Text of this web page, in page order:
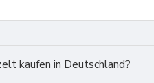
kaufen in Deutschland?